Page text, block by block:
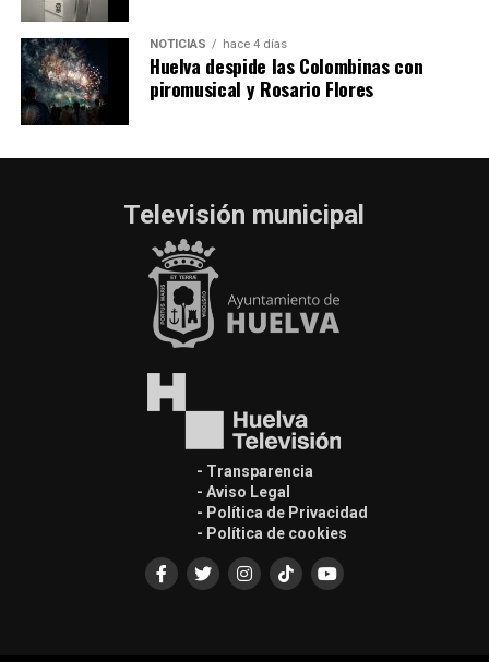
NOTICIAS hace 4 días
Huelva despide las Colombinas con
piromusical y Rosario Flores
Televisión municipal
- Transparencia
- Aviso Legal
- Política de Privacidad
- Política de cookies